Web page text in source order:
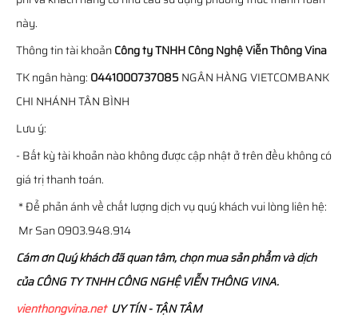
này.
Thông tin tài khoảnCông ty TNHH Công Nghệ Viễn Thông Vina
TK ngân hàng: 0441000737085NGÂN HÀNG VIETCOMBANK
CHI NHÁNH TÂN BÌNH
Lưu ý:
- Bất kỳ tài khoản nào không được cập nhật ở trên đều không có
giá trị thanh toán.
* Để phản ánh về chất lượng dịch vụ quý khách vui lòng liên hệ:
Mr San 0903.948.914
Cám ơn Quý khách đã quan tâm, chọn mua sản phẩm và dịch
của CÔNG TY TNHH CÔNG NGHỆ VIỄN THÔNG VINA.
vienthongvina.netUY TÍN - TẬN TÂM